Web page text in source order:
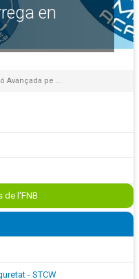
en
Avançada pe ...
de l'FNB
- STCW